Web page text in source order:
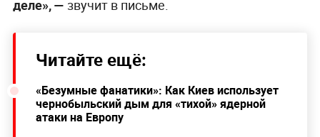
деле», — звучит в письме.
Читайте ещё:
«Безумные фанатики»: Как Киев использует
чернобыльский дым для «тихой» ядерной
атаки на Европу